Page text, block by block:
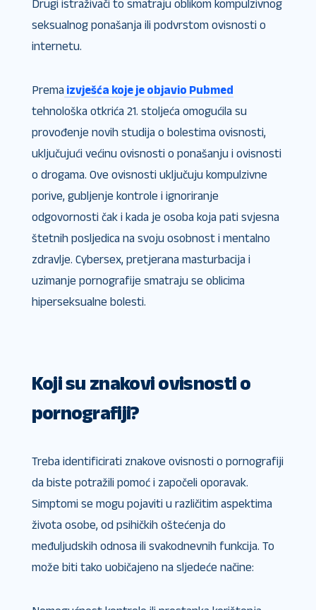
Drugi istraživači to smatraju oblikom kompulzivnog
seksualnog ponašanja ili podvrstom ovisnosti o
internetu.
Prema izvješća koje je objavio Pubmed
tehnološka otkrića 21. stoljeća omogućila su
provođenje novih studija o bolestima ovisnosti,
uključujući većinu ovisnosti o ponašanju i ovisnosti
o drogama. Ove ovisnosti uključuju kompulzivne
porive, gubljenje kontrole i ignoriranje
odgovornosti čak i kada je osoba koja pati svjesna
štetnih posljedica na svoju osobnost i mentalno
zdravlje. Cybersex, pretjerana masturbacija i
uzimanje pornografije smatraju se oblicima
hiperseksualne bolesti.
Koji su znakovi ovisnosti o
pornografiji?
Treba identificirati znakove ovisnosti o pornografiji
da biste potražili pomoć i započeli oporavak.
Simptomi se mogu pojaviti u različitim aspektima
života osobe, od psihičkih oštećenja do
međuljudskih odnosa ili svakodnevnih funkcija. To
može biti tako uobičajeno na sljedeće načine: